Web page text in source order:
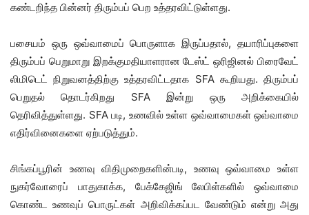
கண்டறிந்த பின்னர் திரும்பப் பெற உத்தரவிட்டுள்ளது.
பசையம் ஒரு ஒவ்வாமைப் பொருளாக இருப்பதால், தயாரிப்புகளை
திரும்பப் பெறுமாறு இறக்குமதியாளரான டேஸ்ட் ஒரிஜினல் பிரைவேட்
லிமிடெட் நிறுவனத்திற்கு உத்தரவிட்டதாக SFA கூறியது. திரும்பப்
பெறுதல் தொடர்கிறது SFA இன்று ஒரு அறிக்கையில்
தெரிவித்துள்ளது. SFA படி, உணவில் உள்ள ஒவ்வாமைகள் ஒவ்வாமை
எதிர்வினைகளை ஏற்படுத்தும்.
சிங்கப்பூரின் உணவு விதிமுறைகளின்படி, உணவு ஒவ்வாமை உள்ள
நுகர்வோரைப் பாதுகாக்க, பேக்கேஜிங் லேபிள்களில் ஒவ்வாமை
கொண்ட உணவுப் பொருட்கள் அறிவிக்கப்பட வேண்டும் என்று அது